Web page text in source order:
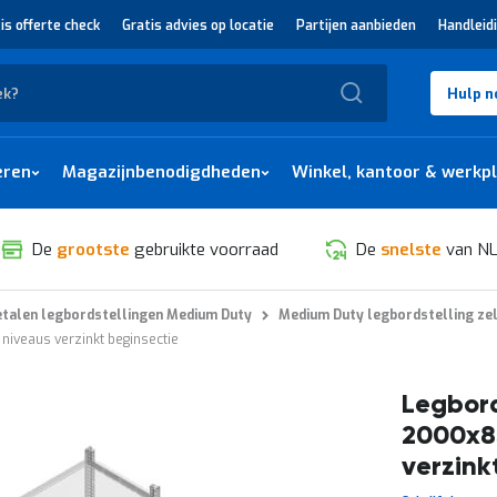
offerte check Gratis advies op locatie Partijen aanbieden
Hulp
Magazijnbenodigdheden Winkel, kantoor &
De grootste gebruikte voorraad De snelste van
legbordstellingen Medium Duty
Medium Duty legbordstelling
verzinkt beginsectie